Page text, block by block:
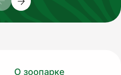
О зоопарке